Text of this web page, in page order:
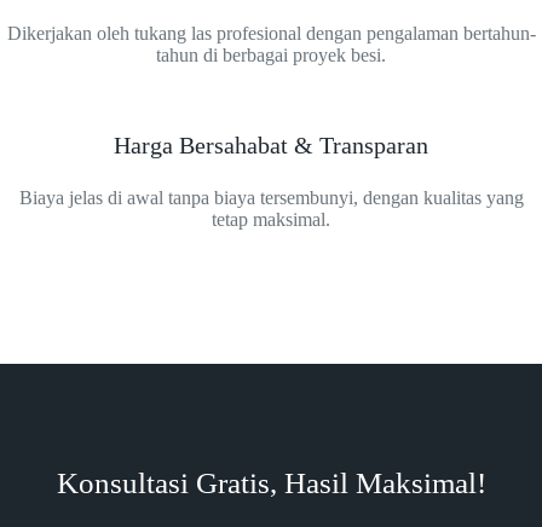
Dikerjakan oleh tukang las profesional dengan pengalaman bertahun-
tahun di berbagai proyek besi.
Harga Bersahabat & Transparan
Biaya jelas di awal tanpa biaya tersembunyi, dengan kualitas yang
tetap maksimal.
Konsultasi Gratis, Hasil Maksimal!